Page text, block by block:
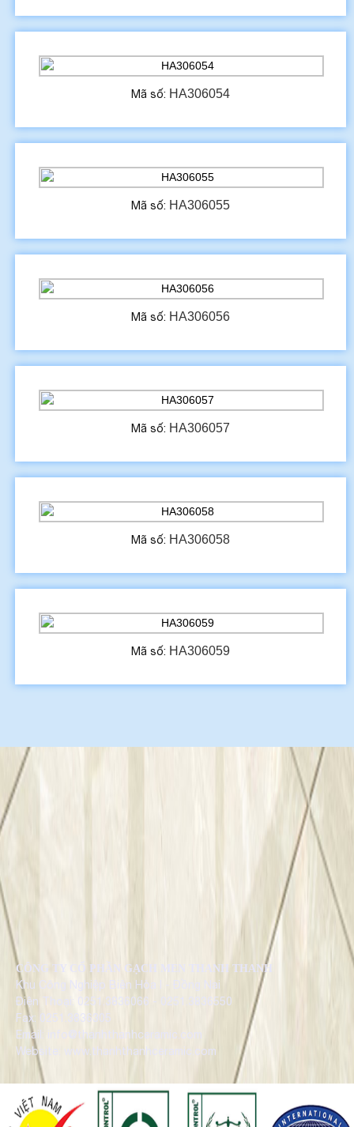
Mã số: HA306054
Mã số: HA306055
Mã số: HA306056
Mã số: HA306057
Mã số: HA306058
Mã số: HA306059
CÔNG TY CỔ PHẦN GẠCH MEN THANH THANH
Khu Công Nghiệp Biên Hòa I - Đồng Nai
Điện Thoại: 0251.3836066 - 0251.3836550
Fax: 0251.3836305
Email: info@thanhthanhceramic.com
Website: www.thanhthanhceramic.com